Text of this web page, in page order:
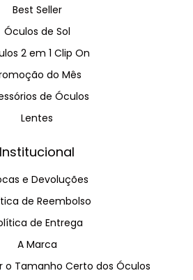
Best Seller
Óculos de Sol
2 em 1 Clip On
do Mês
de Óculos
Lentes
Institucional
e Devoluções
de Reembolso
de Entrega
A Marca
o Tamanho Certo dos Óculos